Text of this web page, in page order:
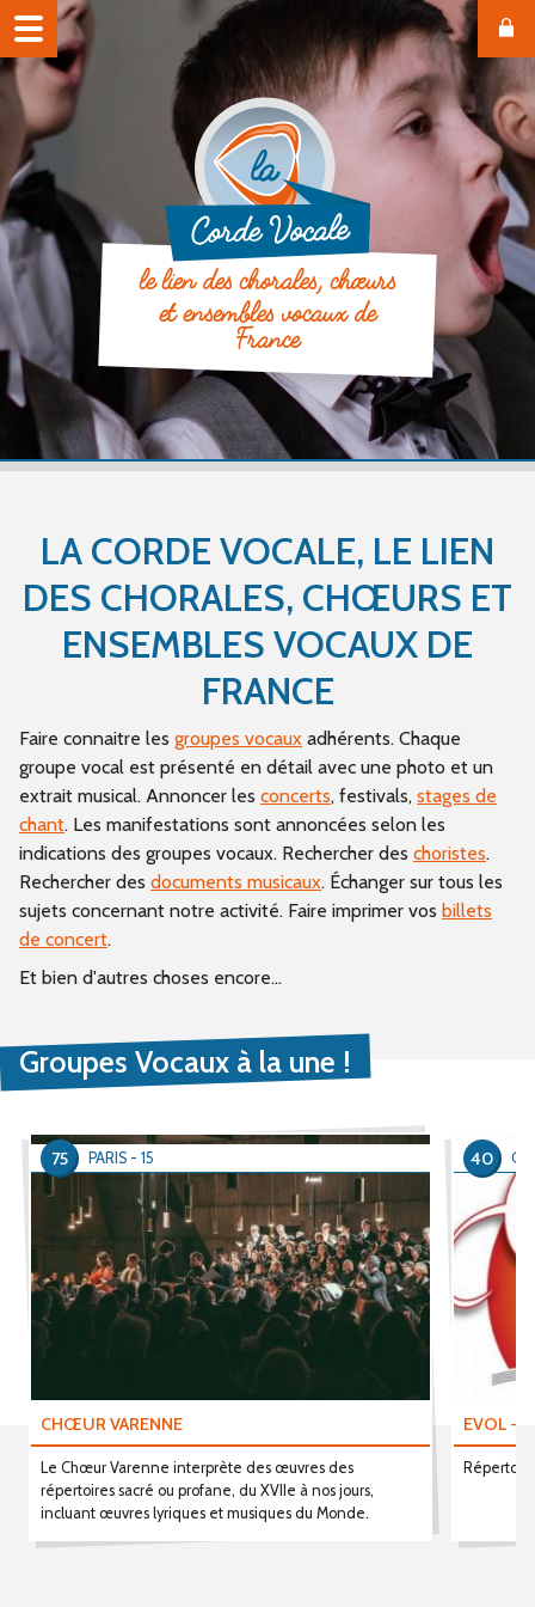
le lien des chorales, chœurs
et ensembles vocaux de
France
LA CORDE VOCALE, LE LIEN
DES CHORALES, CHŒURS ET
ENSEMBLES VOCAUX DE
FRANCE
Faire connaitre les groupes vocaux adhérents. Chaque
groupe vocal est présenté en détail avec une photo et un
extrait musical. Annoncer les concerts, festivals, stages de
chant. Les manifestations sont annoncées selon les
indications des groupes vocaux. Rechercher des choristes.
Rechercher des documents musicaux. Échanger sur tous les
sujets concernant notre activité. Faire imprimer vos billets
de concert.
Et bien d'autres choses encore...
Groupes Vocaux à la une !
CHŒUR VARENNE
Le Chœur Varenne interprète des œuvres des
répertoires sacré ou profane, du XVIIe à nos jours,
incluant œuvres lyriques et musiques du Monde.
PARIS - 15
75
EVOL -
40